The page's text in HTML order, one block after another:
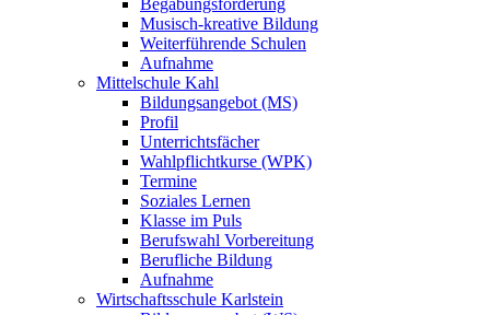
Begabungsförderung
Musisch-kreative Bildung
Weiterführende Schulen
Aufnahme
Mittelschule Kahl
Bildungsangebot (MS)
Profil
Unterrichtsfächer
Wahlpflichtkurse (WPK)
Termine
Soziales Lernen
Klasse im Puls
Berufswahl Vorbereitung
Berufliche Bildung
Aufnahme
Wirtschaftsschule Karlstein